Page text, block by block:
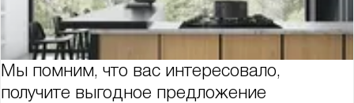
Мы помним, что вас интересовало,
получите выгодное предложение